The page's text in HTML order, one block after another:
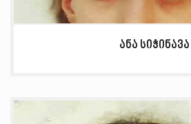
ანა სიჭინავა